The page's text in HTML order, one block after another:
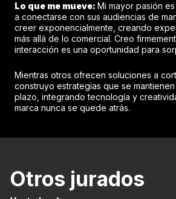
Lo que me mueve: Mi mayor pasión
a conectarse con sus audiencias de
creer exponencialmente, creando
más allá de lo comercial. Creo
interacción es una oportunidad para
Mientras otros ofrecen soluciones a
construyo estrategias que se
plazo, integrando tecnología y
marca nunca se quede atrás.
Otros jurados